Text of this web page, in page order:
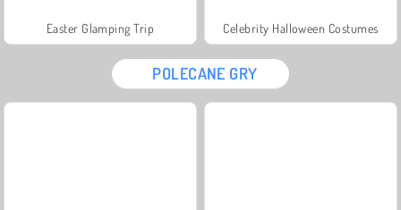
Easter Glamping Trip Celebrity Halloween Costumes
POLECANE GRY